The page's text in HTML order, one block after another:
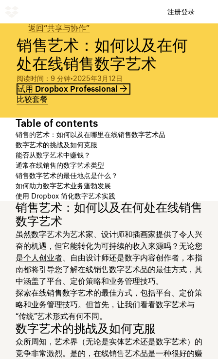
注册登录
返回“共享与协作”
销售艺术：如何以及在何
处在线销售数字艺术
阅读时间：9 分钟•2025年3月12日
试用 Dropbox Professional
比较套餐
Table of contents
销售的艺术：如何以及在哪里在线销售数字艺术品
数字艺术的挑战及如何克服
能否从数字艺术中赚钱？
通常在线销售的数字艺术类型
销售数字艺术的最佳地点是什么？
如何助力数字艺术业务蓬勃发展
使用 Dropbox 简化数字艺术实践
销售艺术：如何以及在何处在线销售
数字艺术
虽然数字艺术为艺术家、设计师和插画家提供了令人兴
奋的机遇，但它能转化为可持续的收入来源吗？无论您
是个人创业者 、自由设计师还是数字内容创作者，本指
南都将引导您了解在线销售数字艺术品的最佳方式，其
中涵盖了平台、定价策略和业务管理技巧。
探索在线销售数字艺术的最佳方式，包括平台、定价策
略和业务管理技巧。但首先，让我们看看数字艺术与
“传统”艺术形式有何不同。
数字艺术的挑战及如何克服
众所周知，艺术界（无论是实体艺术还是数字艺术）的
竞争非常激烈。是的，在线销售艺术品是一种很好的赚